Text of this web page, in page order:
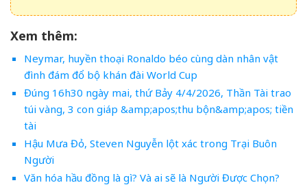
Xem thêm:
Neymar, huyền thoại Ronaldo béo cùng dàn nhân vật
đình đám đổ bộ khán đài World Cup
Đúng 16h30 ngày mai, thứ Bảy 4/4/2026, Thần Tài trao
túi vàng, 3 con giáp &amp;apos;thu bộn&amp;apos; tiền
tài
Hậu Mưa Đỏ, Steven Nguyễn lột xác trong Trại Buôn
Người
Văn hóa hầu đồng là gì? Và ai sẽ là Người Được Chọn?